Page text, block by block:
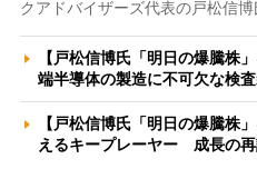
クアドバイザーズ代表の戸松信
【戸松信博氏「明日の爆騰株
端半導体の製造に不可欠な検
【戸松信博氏「明日の爆騰株
えるキープレーヤー 成長の